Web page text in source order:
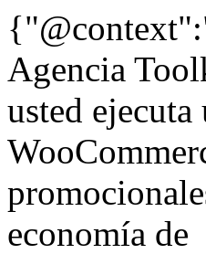
Agencia
usted
economía de